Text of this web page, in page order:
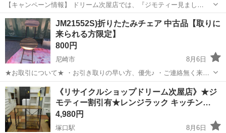
【キャンペーン情報】 ドリーム次屋店では、『ジモティー見まし
た！』とレジでこの画面を提示していただくと、ジモティー限定価格
（掲載価格から7%OFF）にてご購入いただけます！ ※ご自身でお持
ち帰りの場合は更に5%OFFの合計1...
兵庫 尼崎市 収納家具
JM21552S)折りたたみチェア 中古品【取りに
来られる方限定】
800円
尼崎市
8月6日
★お取引について★ ・お引き取りの早い方、優先♪ ・ご連絡無く来ら
れない場合は、取引中断致します！ ・受渡日時：平日10時～14時 ・
希望日をお知らせ頂き、時間をご指定させて頂きます（相談可） ・取
引場所：はぁとら...
兵庫 尼崎市 椅子
《リサイクルショップドリーム次屋店》★ジ
モティー割引有★レンジラック キッチン…
4,980円
塚口駅
8月6日